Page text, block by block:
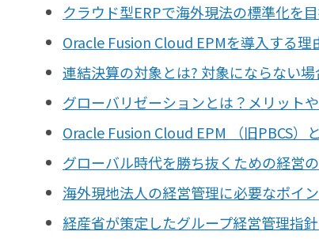
クラウド型ERPで海外現法の標準化を
Oracle Fusion Cloud EPMを導入する
連結決算の対象とは? 対象にならない
グローバリゼーションとは？メリット
Oracle Fusion Cloud EPM （旧PBCS）
グローバル時代を勝ち抜くための経営
海外現地法人の経営管理に必要なポイ
経産省が策定したグループ経営管理指